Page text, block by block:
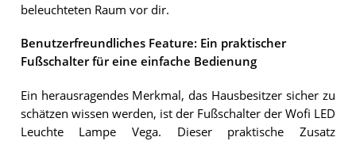
beleuchteten Raum vor dir.
Benutzerfreundliches Feature: Ein praktischer
Fußschalter für eine einfache Bedienung
Ein herausragendes Merkmal, das Hausbesitzer sicher zu
schätzen wissen werden, ist der Fußschalter der Wofi LED
Leuchte Lampe Vega. Dieser praktische Zusatz